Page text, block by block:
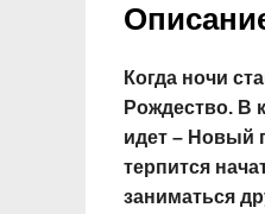
Когда ночи
Рождество. В
идет – Новый
терпится
заниматься